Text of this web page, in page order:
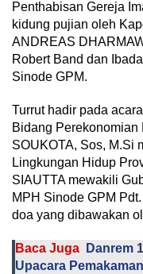
Penthabisan Gereja
kidung pujian oleh
ANDREAS
Robert Band dan
Sinode GPM.
Turrut hadir pada
Bidang Perekonomian
SOUKOTA, Sos, M.Si
Lingkungan Hidup
SIAUTTA mewakili
MPH Sinode GPM
doa yang dibawakan
Baca Juga
Danrem
Upacara